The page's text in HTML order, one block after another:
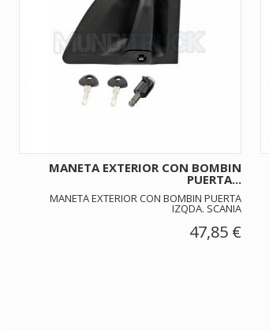
MANETA EXTERIOR CON BOMBIN
PUERTA...
MANETA EXTERIOR CON BOMBIN PUERTA
IZQDA. SCANIA
47,85 €